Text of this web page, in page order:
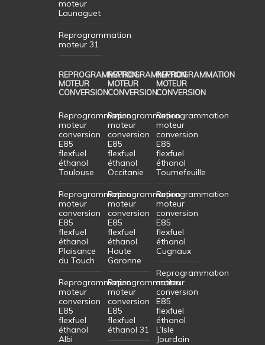
moteur
Launaguet
Reprogrammation
moteur 31
REPROGRAMMATION
MOTEUR
CONVERSION
Reprogrammation
moteur
conversion
E85
flexfuel
éthanol
Toulouse
Reprogrammation
moteur
conversion
E85
flexfuel
éthanol
Plaisance
du Touch
Reprogrammation
moteur
conversion
E85
flexfuel
éthanol
Albi
REPROGRAMMATION
MOTEUR
CONVERSION
Reprogrammation
moteur
conversion
E85
flexfuel
éthanol
Occitanie
Reprogrammation
moteur
conversion
E85
flexfuel
éthanol
Haute
Garonne
Reprogrammation
moteur
conversion
E85
flexfuel
éthanol 31
REPROGRAMMATION
MOTEUR
CONVERSION
Reprogrammation
moteur
conversion
E85
flexfuel
éthanol
Tournefeuille
Reprogrammation
moteur
conversion
E85
flexfuel
éthanol
Cugnaux
Reprogrammation
moteur
conversion
E85
flexfuel
éthanol
L’Isle
Jourdain